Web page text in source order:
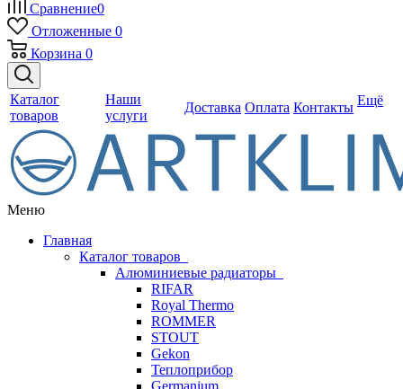
Сравнение0
Отложенные 0
Корзина 0
Каталог
товаров
Наши
услуги
Доставка Оплата Контакты Ещё
Меню
Главная
Каталог товаров
Алюминиевые радиаторы
RIFAR
Royal Thermo
ROMMER
STOUT
Gekon
Теплоприбор
Germanium